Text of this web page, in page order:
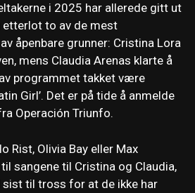
i 2025 har allerede gitt ut
etterlot to av de mest
åpenbare grunner: Cristina Lora
mens Claudia Arenas klarte å
programmet takket være
Girl’. Det er på tide å anmelde
Operación Triunfo.
Rist, Olivia Bay eller Max
sangene til Cristina og Claudia,
til tross for at de ikke har